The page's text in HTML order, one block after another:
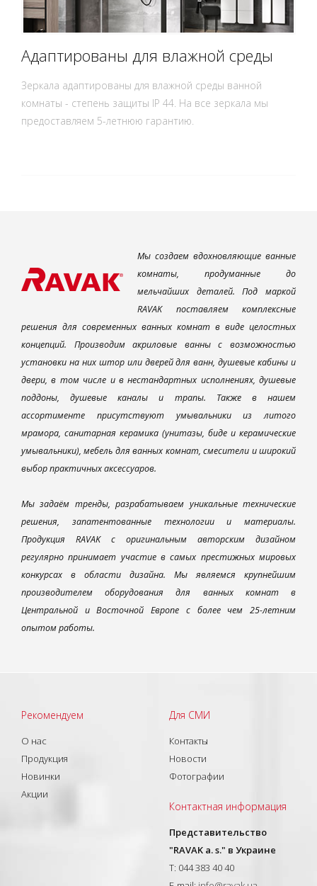
Адаптированы для влажной среды
Зеркала адаптированы для влажной среды ванной
комнаты - степень защиты IP 44. На все зеркала мы
предоставляем 5-летнюю гарантию.
Мы создаем вдохновляющие ванные
комнаты, продуманные до
мельчайших деталей. Под маркой
RAVAK поставляем комплексные
решения для современных ванных комнат в виде целостных
концепций. Производим акриловые ванны с возможностью
установки на них штор или дверей для ванн, душевые кабины и
двери, в том числе и в нестандартных исполнениях, душевые
поддоны, душевые каналы и трапы. Также в нашем
ассортименте присутствуют умывальники из литого
мрамора, санитарная керамика (унитазы, биде и керамические
умывальники), мебель для ванных комнат, смесители и широкий
выбор практичных аксессуаров.
Мы задаём тренды, разрабатываем уникальные технические
решения, запатентованные технологии и материалы.
Продукция RAVAK с оригинальным авторским дизайном
регулярно принимает участие в самых престижных мировых
конкурсах в области дизайна. Мы являемся крупнейшим
производителем оборудования для ванных комнат в
Центральной и Восточной Европе с более чем 25-летним
опытом работы.
Рекомендуем
О нас
Продукция
Новинки
Акции
Для СМИ
Контакты
Новости
Фотографии
Контактная информация
Представительство
"RAVAK a. s." в Украине
T: 044 383 40 40